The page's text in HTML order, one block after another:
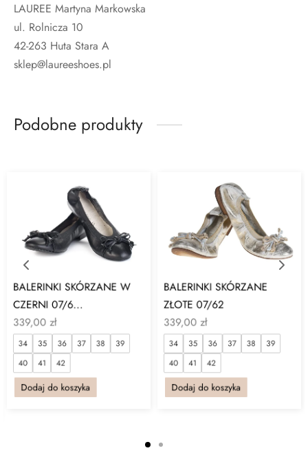
LAUREE Martyna Markowska
ul. Rolnicza 10
42-263 Huta Stara A
sklep@laureeshoes.pl
Podobne produkty
BALERINKI SKÓRZANE W
CZERNI 07/6...
339,00 zł
34 35 36 37 38
39
40
41 42
Dodaj do koszyka
BALERINKI SKÓRZANE
ZŁOTE 07/62
339,00 zł
34 35 36 37 38
39
40
41 42
Dodaj do koszyka